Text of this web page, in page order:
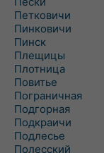
Петковичи
Пинковичи
Пинск
Плещицы
Плотница
Повитье
Пограничная
Подгорная
Подкраичи
Подлесье
Полесский